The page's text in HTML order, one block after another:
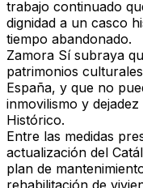
trabajo continuado
dignidad a un casco
tiempo abandonado.
Zamora Sísubraya
patrimonios
España, y que no
inmovilismo y dejadez
Histórico.
Entre las medidas
actualización del
plan de